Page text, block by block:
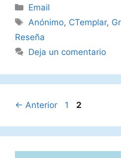
Categorías
Email
Etiquetas
Anónimo, CTemplar,
Reseña
Deja un comentario
← Anterior Página
1 Página
2